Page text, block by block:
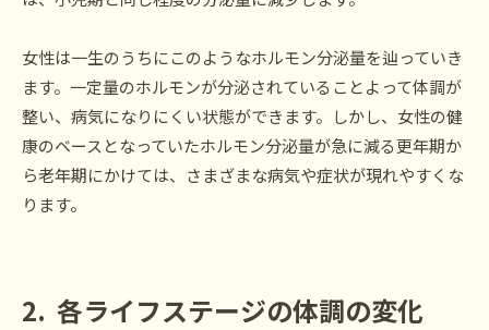
女性は一生のうちにこのようなホルモン分泌量を辿っていき
ます。一定量のホルモンが分泌されていることよって体調が
整い、病気になりにくい状態ができます。しかし、女性の健
康のベースとなっていたホルモン分泌量が急に減る更年期か
ら老年期にかけては、さまざまな病気や症状が現れやすくな
ります。
2. 各ライフステージの体調の変化